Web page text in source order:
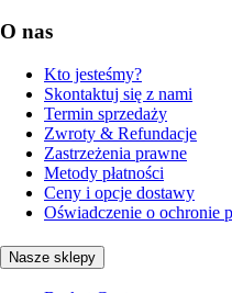
O nas
Kto jesteśmy?
Skontaktuj się z nami
Termin sprzedaży
Zwroty & Refundacje
Zastrzeżenia prawne
Metody płatności
Ceny i opcje dostawy
Oświadczenie o ochronie
Nasze sklepy